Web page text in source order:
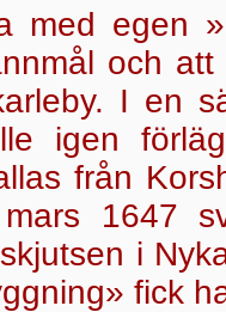
med egen
och
I en
igen
från
1647
i
fick